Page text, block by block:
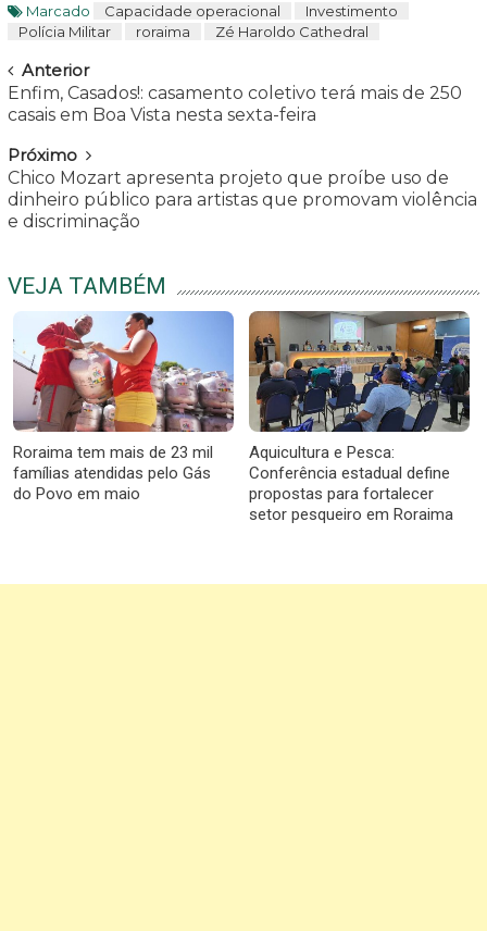
Marcado Capacidade operacional
Investimento
Polícia Militar
roraima Zé Haroldo Cathedral
Navegar
Anterior
Enfim, Casados!: casamento coletivo terá mais de 250
casais em Boa Vista nesta sexta-feira
Próximo
Chico Mozart apresenta projeto que proíbe uso de
dinheiro público para artistas que promovam violência
e discriminação
VEJA TAMBÉM
Roraima tem mais de 23 mil
famílias atendidas pelo Gás
do Povo em maio
Aquicultura e Pesca:
Conferência estadual define
propostas para fortalecer
setor pesqueiro em Roraima